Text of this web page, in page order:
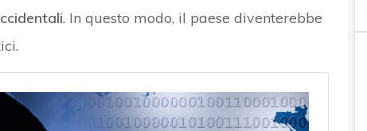
. In questo modo, il paese diventerebbe